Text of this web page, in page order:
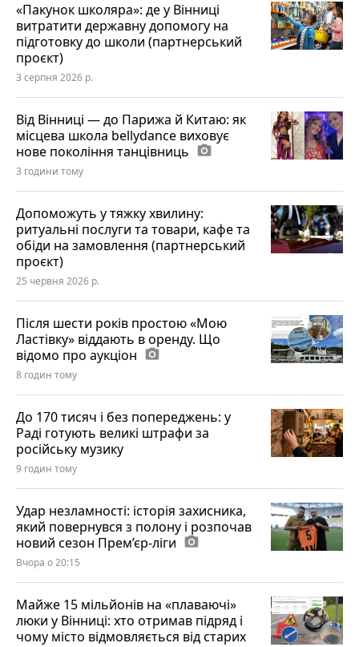
«Пакунок школяра»: де у Вінниці
витратити державну допомогу на
підготовку до школи (партнерський
проєкт)
3 серпня 2026 р.
Від Вінниці — до Парижа й Китаю: як
місцева школа bellydance виховує
нове покоління танцівниць photo_camera
3 години тому
Допоможуть у тяжку хвилину:
ритуальні послуги та товари, кафе та
обіди на замовлення (партнерський
проєкт)
25 червня 2026 р.
Після шести років простою «Мою
Ластівку» віддають в оренду. Що
відомо про аукціон photo_camera
8 годин тому
До 170 тисяч і без попереджень: у
Раді готують великі штрафи за
російську музику
9 годин тому
Удар незламності: історія захисника,
який повернувся з полону і розпочав
новий сезон Прем’єр-ліги photo_camera
Вчора о 20:15
Майже 15 мільйонів на «плаваючі»
люки у Вінниці: хто отримав підряд і
чому місто відмовляється від старих